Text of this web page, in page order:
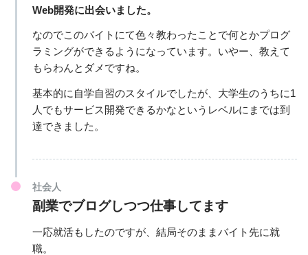
Web開発に出会いました。
なのでこのバイトにて色々教わったことで何とかプログ
ラミングができるようになっています。いやー、教えて
もらわんとダメですね。
基本的に自学自習のスタイルでしたが、大学生のうちに1
人でもサービス開発できるかなというレベルにまでは到
達できました。
社会人
副業でブログしつつ仕事してます
一応就活もしたのですが、結局そのままバイト先に就
職。